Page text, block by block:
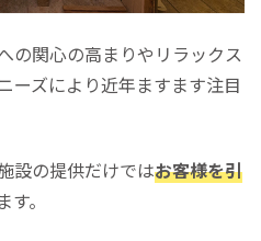
の関心の高まりやリラックス
ーズにより近年ますます注目
設の提供だけではお客様を引
。